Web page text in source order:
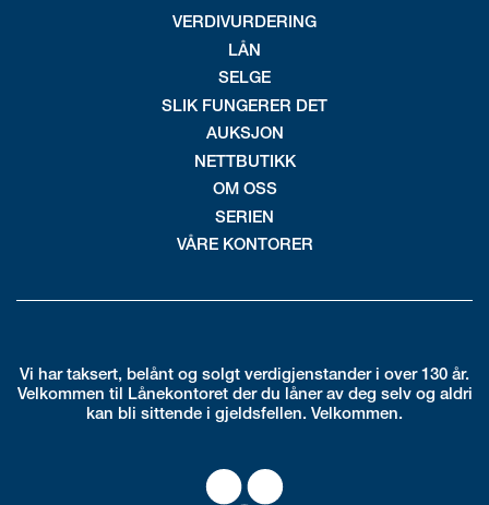
VERDIVURDERING
LÅN
SELGE
SLIK FUNGERER DET
AUKSJON
NETTBUTIKK
OM OSS
SERIEN
VÅRE KONTORER
Vi har taksert, belånt og solgt verdigjenstander i over 130 år.
Velkommen til Lånekontoret der du låner av deg selv og aldri
kan bli sittende i gjeldsfellen. Velkommen.